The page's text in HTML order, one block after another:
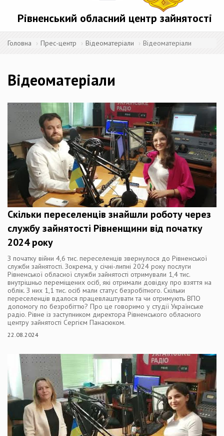
Рівненський обласний центр зайнятості
Головна Прес-центр Відеоматеріали Відеоматеріали
Відеоматеріали
Скільки переселенців знайшли роботу через
службу зайнятості Рівненщини від початку
2024 року
З початку війни 4,6 тис. переселенців звернулося до Рівненської
служби зайнятості. Зокрема, у січні-липні 2024 року послуги
Рівненської обласної служби зайнятості отримували 1,4 тис.
внутрішньо переміщених осіб, які отримали довідку про взяття на
облік. З них 1,1 тис. осіб мали статус безробітного. Скільки
переселенців вдалося працевлаштувати та чи отримують ВПО
допомогу по безробіттю? Про це говоримо у студії Українське
радіо. Рівне із заступником директора Рівненського обласного
центру зайнятості Сергієм Панасюком.
22.08.2024